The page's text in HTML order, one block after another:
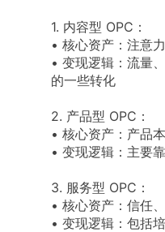
1. 内容型 OPC：
• 核心资产：注意
• 变现逻辑：流量
的一些转化
2. 产品型 OPC：
• 核心资产：产品
• 变现逻辑：主要
3. 服务型 OPC：
• 核心资产：信任
• 变现逻辑：包括